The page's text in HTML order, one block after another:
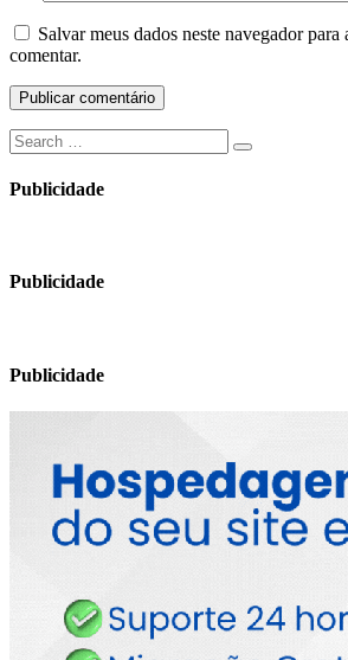
Salvar meus dados neste navegador
comentar.
Search
for:
Search
Publicidade
Publicidade
Publicidade